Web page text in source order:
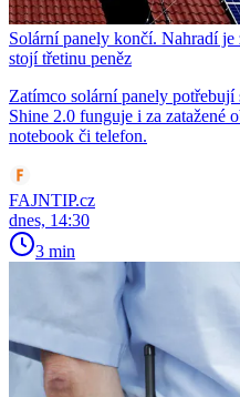
Solární panely končí. Nahradí je
stojí třetinu peněz
Zatímco solární panely potřebují
Shine 2.0 funguje i za zatažené
notebook či telefon.
FAJNTIP.cz
dnes, 14:30
3 min